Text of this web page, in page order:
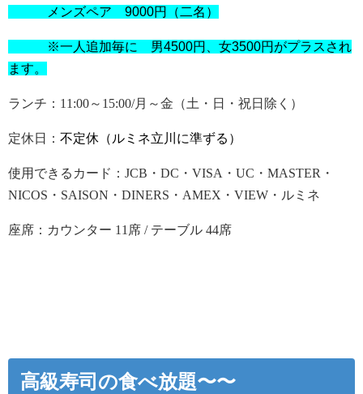
メンズペア 9000円（二名）
※一人追加毎に 男4500円、女3500円がプラスされ
ます。
ランチ： 11:00～15:00/月～金（土・日・祝日除く）
定休日： 不定休（ルミネ立川に準ずる）
使用できるカード： JCB・DC・VISA・UC・MASTER・
NICOS・SAISON・DINERS・AMEX・VIEW・ルミネ
座席： カウンター 11席 / テーブル 44席
高級寿司の食べ放題〜〜